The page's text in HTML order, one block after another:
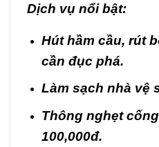
Dịch vụ nổi bật:
Hút hầm cầu, rút
cần đục phá.
Làm sạch nhà vệ
Thông nghẹt
100,000đ.